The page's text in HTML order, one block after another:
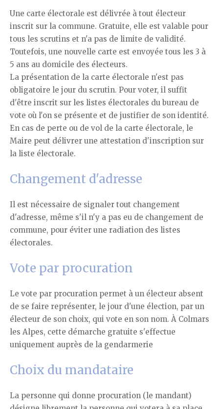
Une carte électorale est délivrée à tout électeur
inscrit sur la commune. Gratuite, elle est valable pour
tous les scrutins et n'a pas de limite de validité.
Toutefois, une nouvelle carte est envoyée tous les 3 à
5 ans au domicile des électeurs.
La présentation de la carte électorale n'est pas
obligatoire le jour du scrutin. Pour voter, il suffit
d'être inscrit sur les listes électorales du bureau de
vote où l'on se présente et de justifier de son identité.
En cas de perte ou de vol de la carte électorale, le
Maire peut délivrer une attestation d'inscription sur
la liste électorale.
Changement d'adresse
Il est nécessaire de signaler tout changement
d'adresse, même s'il n'y a pas eu de changement de
commune, pour éviter une radiation des listes
électorales.
Vote par procuration
Le vote par procuration permet à un électeur absent
de se faire représenter, le jour d'une élection, par un
électeur de son choix, qui vote en son nom. À Colmars
les Alpes, cette démarche gratuite s'effectue
uniquement auprès de la gendarmerie
Choix du mandataire
La personne qui donne procuration (le mandant)